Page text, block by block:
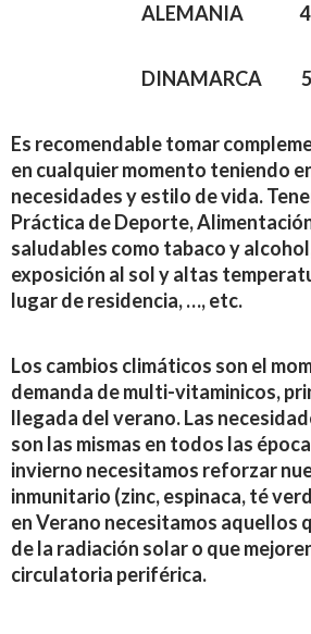
ALEMANIA
DINAMARCA
Es recomendable tomar
en cualquier momento teniendo
necesidades y estilo de vida.
Práctica de Deporte,
saludables como tabaco y
exposición al sol y altas
lugar de residencia, …, etc.
Los cambios climáticos son el
demanda de multi-vitaminicos,
llegada del verano. Las
son las mismas en todos las
invierno necesitamos reforzar
inmunitario (zinc, espinaca, té
en Verano necesitamos aquellos
de la radiación solar o que
circulatoria periférica.